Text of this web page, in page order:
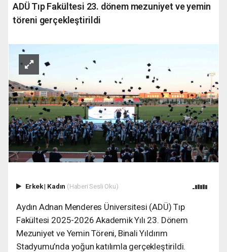
ADÜ Tıp Fakültesi 23. dönem mezuniyet ve yemin
töreni gerçekleştirildi
Erkek| Kadın (Haberi Sesli Oku)
Aydın Adnan Menderes Üniversitesi (ADÜ) Tıp
Fakültesi 2025-2026 Akademik Yılı 23. Dönem
Mezuniyet ve Yemin Töreni, Binali Yıldırım
Stadyumu’nda yoğun katılımla gerçekleştirildi.